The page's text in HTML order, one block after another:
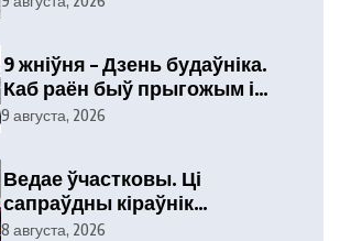
9 жніўня – Дзень будаўніка.
Каб раён быў прыгожым і
ўтульным
9 августа, 2026
Ведае ўчастковы. Ці
сапраўдны кіраўнік
тэлефануе?
8 августа, 2026